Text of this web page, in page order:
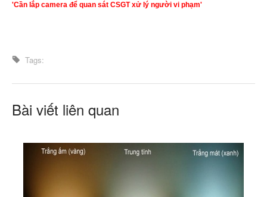
'Cần lắp camera để quan sát CSGT xử lý người vi phạm'
Tags:
Bài viết liên quan